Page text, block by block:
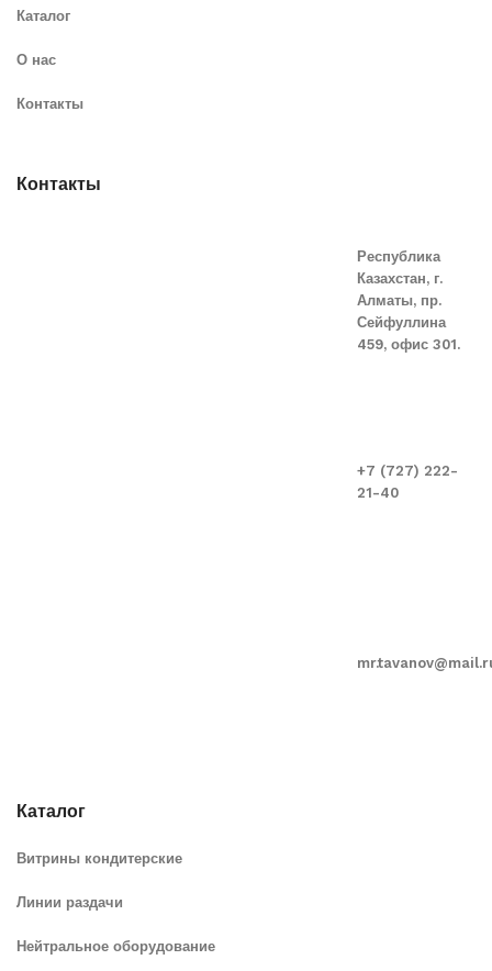
Каталог
О нас
Контакты
Контакты
Республика
Казахстан, г.
Алматы, пр.
Сейфуллина
459, офис 301.
+7 (727) 222-
21-40
Каталог
Витрины кондитерские
Линии раздачи
Нейтральное оборудование